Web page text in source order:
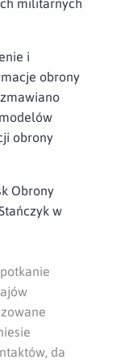
i
obrony
obrony
Obrony
w
da